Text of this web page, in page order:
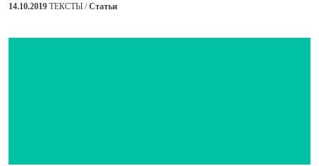
14.10.2019 ТЕКСТЫ /Статьи